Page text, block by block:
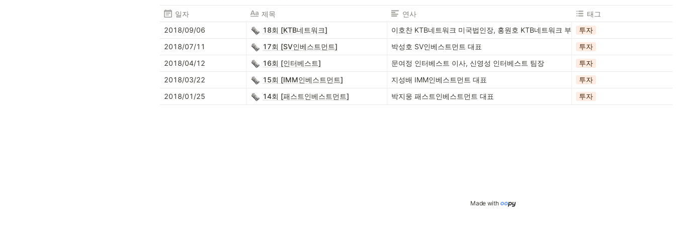
일자 제목 연사
태그
2018/09/06
18회 [KTB네트워크] 이호찬 KTB네트워크 미국법인장, 홍원호 KTB네트워크 부사장투자
2018/07/11
17회 [SV인베스트먼트] 박성호 SV인베스트먼트 대표
투자
2018/04/12
16회 [인터베스트] 문여정 인터베스트 이사, 신영성 인터베스트 팀장
투자
2018/03/22
15회 [IMM인베스트먼트] 지성배 IMM인베스트먼트 대표
투자
2018/01/25
14회 [패스트인베스트먼트] 박지웅 패스트인베스트먼트 대표 투자
Made with